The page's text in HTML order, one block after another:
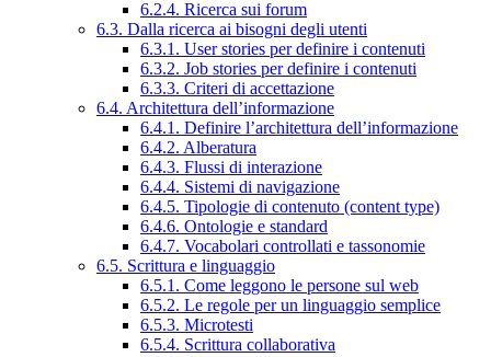
6.2.4. Ricerca sui forum
6.3. Dalla ricerca ai bisogni degli utenti
6.3.1. User stories per definire i contenuti
6.3.2. Job stories per definire i contenuti
6.3.3. Criteri di accettazione
6.4. Architettura dell’informazione
6.4.1. Definire l’architettura dell’informazione
6.4.2. Alberatura
6.4.3. Flussi di interazione
6.4.4. Sistemi di navigazione
6.4.5. Tipologie di contenuto (content type)
6.4.6. Ontologie e standard
6.4.7. Vocabolari controllati e tassonomie
6.5. Scrittura e linguaggio
6.5.1. Come leggono le persone sul web
6.5.2. Le regole per un linguaggio semplice
6.5.3. Microtesti
6.5.4. Scrittura collaborativa